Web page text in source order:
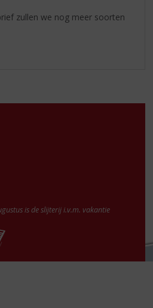
zullen we nog meer soorten
is de slijterij i.v.m. vakantie